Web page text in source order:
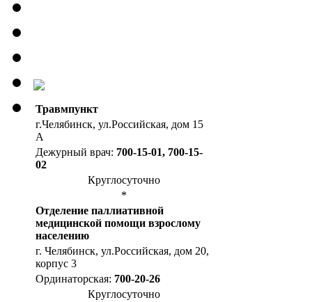
Травмпункт
г.Челябинск, ул.Российская, дом 15
А
Дежурный врач: 700-15-01, 700-15-
02
Круглосуточно
*
Отделение паллиативной
медицинской помощи взрослому
населению
г. Челябинск, ул.Российская, дом 20,
корпус 3
Ординаторская: 700-20-26
Круглосуточно